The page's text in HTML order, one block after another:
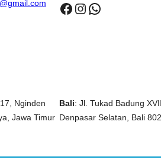
Facebook Instagram WhatsApp
Nginden
Jawa Timur
Bali: Jl. Tukad Badung
Denpasar Selatan, Bali